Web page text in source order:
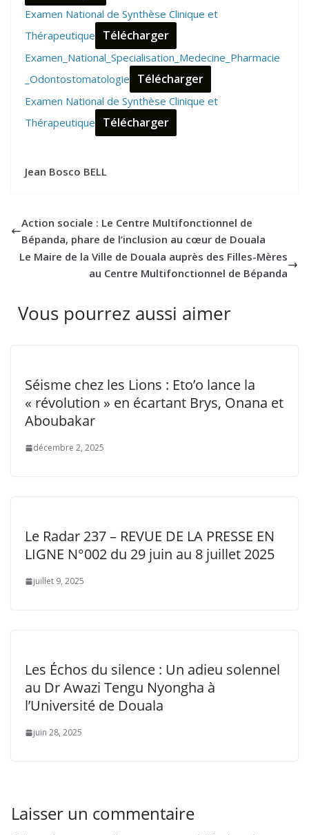
Examen National de Synthèse Clinique et
Thérapeutique
Télécharger
Examen_National_Specialisation_Medecine_Pharmacie
_Odontostomatologie
Télécharger
Examen National de Synthèse Clinique et
Thérapeutique
Télécharger
Jean Bosco BELL
Action sociale : Le Centre Multifonctionnel de
Bépanda, phare de l’inclusion au cœur de Douala
Le Maire de la Ville de Douala auprès des Filles-Mères
au Centre Multifonctionnel de Bépanda
Vous pourrez aussi aimer
Séisme chez les Lions : Eto’o lance la
« révolution » en écartant Brys, Onana et
Aboubakar
décembre 2, 2025
Le Radar 237 – REVUE DE LA PRESSE EN
LIGNE N°002 du 29 juin au 8 juillet 2025
juillet 9, 2025
Les Échos du silence : Un adieu solennel
au Dr Awazi Tengu Nyongha à
l’Université de Douala
juin 28, 2025
Laisser un commentaire